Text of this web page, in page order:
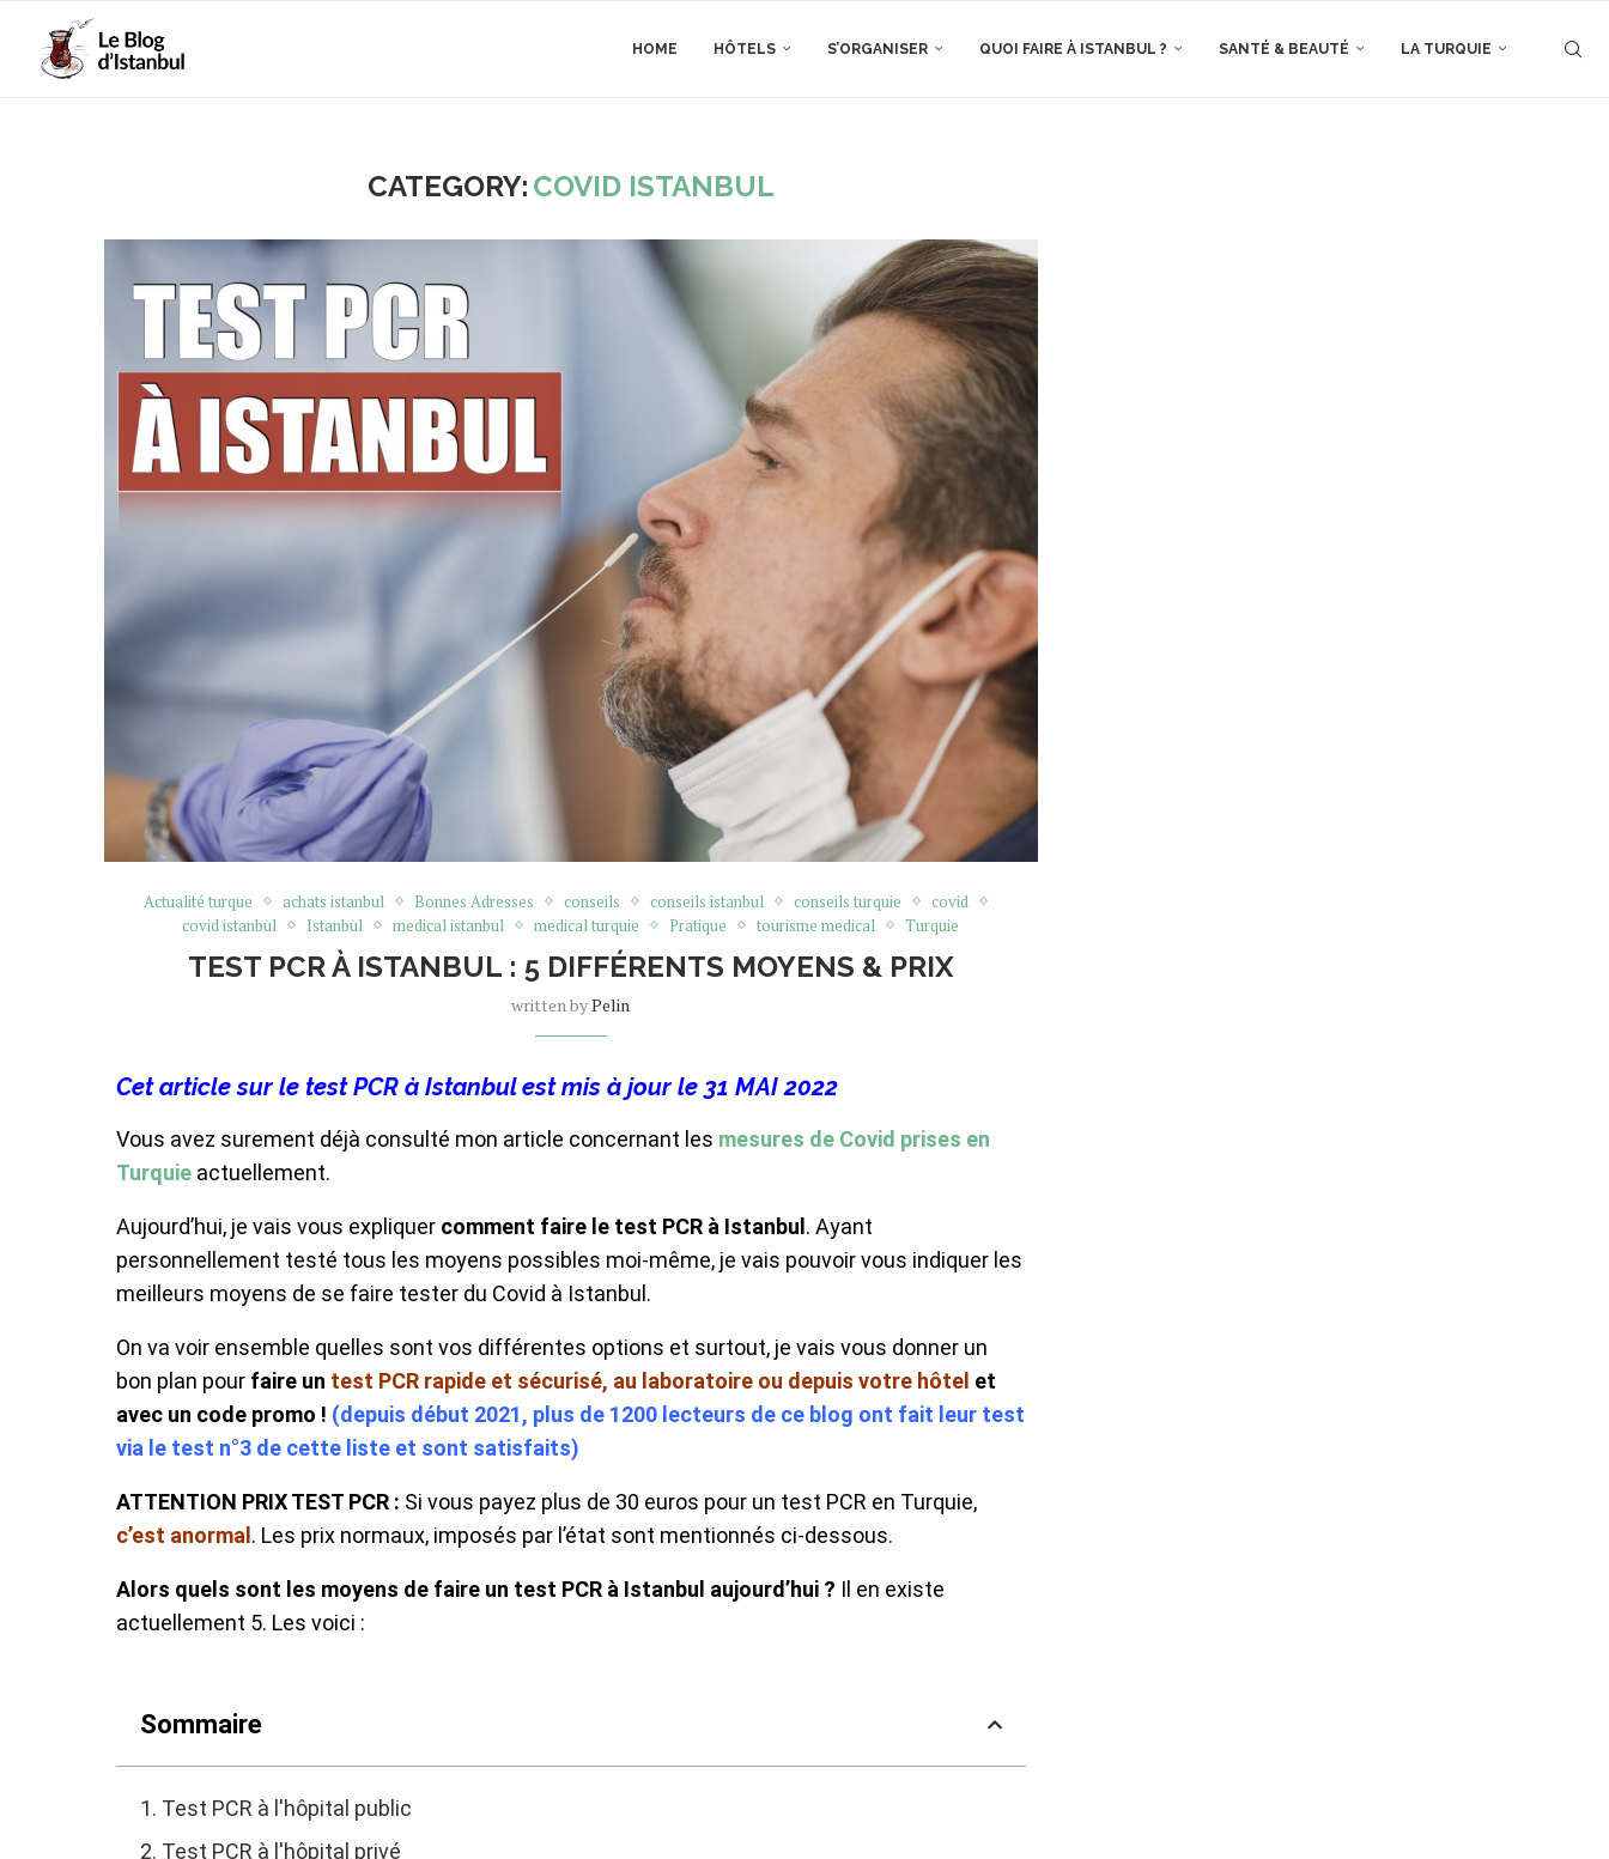
HOME HÔTELS S’ORGANISER QUOI FAIRE À ISTANBUL ? SANTÉ & BEAUTÉ LA TURQUIE
CATEGORY: COVID ISTANBUL
Actualité turque achats istanbul Bonnes Adresses conseils conseils istanbul conseils turquie
covid
covid istanbul
Istanbul medical istanbul medical turquie Pratique tourisme medical Turquie
TEST PCR À ISTANBUL : 5 DIFFÉRENTS MOYENS & PRIX
written byPelin
Cet article sur le test PCR à Istanbul est mis à jour le 31 MAI2022
Vous avez surement déjà consulté mon article concernant les mesures de Covid prises en
Turquie actuellement.
Aujourd’hui, je vais vous expliquer comment faire le test PCR à Istanbul . Ayant
personnellement testé tous les moyens possibles moi-même, je vais pouvoir vous indiquer les
meilleurs moyens de se faire tester du Covid à Istanbul.
On va voir ensemble quelles sont vos différentes options et surtout, je vais vous donner un
bon plan pour faire un test PCR rapide et sécurisé, au laboratoire ou depuis votre hôtel et
avec un code promo ! (depuis début 2021, plus de 1200 lecteurs de ce blog ont fait leur test
via le test n°3 de cette liste et sont satisfaits)
ATTENTION PRIX TEST PCR : Si vous payez plus de 30 euros pour un test PCR en Turquie,
c’est anormal . Les prix normaux, imposés par l’état sont mentionnés ci-dessous.
Alors quels sont les moyens de faire un test PCR à Istanbul aujourd’hui ? Il en existe
actuellement 5. Les voici :
Sommaire
1. Test PCR à l'hôpital public
2. Test PCR à l'hôpital privé